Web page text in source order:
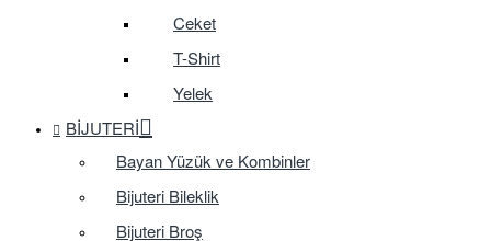
Ceket
T-Shirt
Yelek
BIJUTERI
Bayan Yüzük ve Kombinler
Bijuteri Bileklik
Bijuteri Broş